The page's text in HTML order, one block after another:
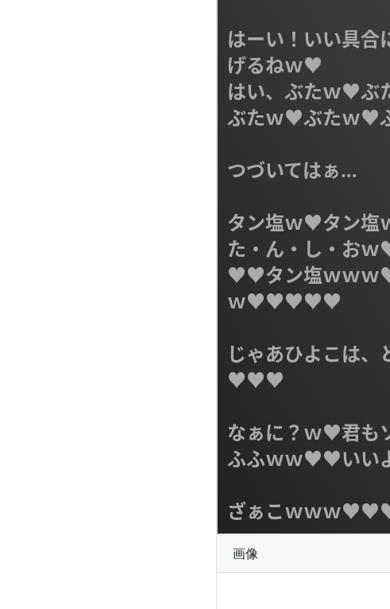
はーい！いい具合
げるねｗ♥
はい、ぶたｗ♥ぶ
ぶたｗ♥ぶたｗ♥
つづいてはぁ…
タン塩ｗ♥タン
た・ん・し・お
♥♥タン塩ｗｗ
ｗ♥♥♥♥♥
じゃあひよこは、
♥♥♥
なぁに？ｗ♥君も
ふふｗｗ♥♥い
ざぁこｗｗｗ
画像